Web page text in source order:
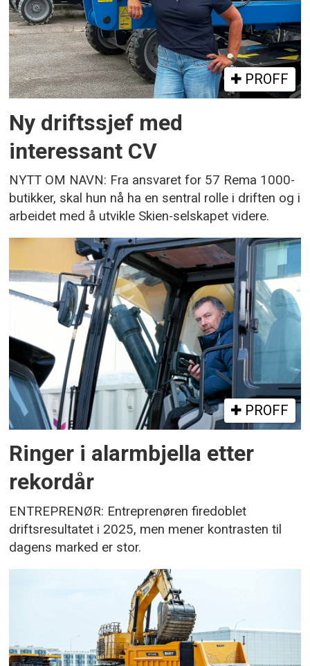
PROFF
Ny driftssjef med
interessant CV
NYTT OM NAVN: Fra ansvaret for 57 Rema 1000-
butikker, skal hun nå ha en sentral rolle i driften og i
arbeidet med å utvikle Skien-selskapet videre.
PROFF
Ringer i alarmbjella etter
rekordår
ENTREPRENØR: Entreprenøren firedoblet
driftsresultatet i 2025, men mener kontrasten til
dagens marked er stor.